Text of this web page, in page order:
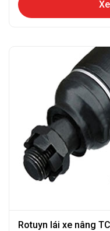
Rotuyn lái xe nâng